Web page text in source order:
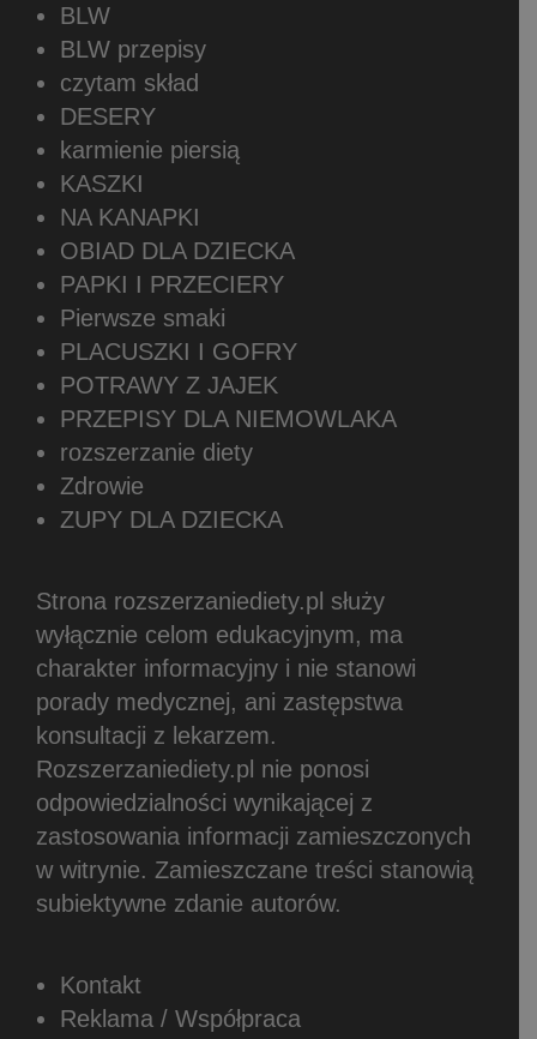
BLW
BLW przepisy
czytam skład
DESERY
karmienie piersią
KASZKI
NA KANAPKI
OBIAD DLA DZIECKA
PAPKI I PRZECIERY
Pierwsze smaki
PLACUSZKI I GOFRY
POTRAWY Z JAJEK
PRZEPISY DLA NIEMOWLAKA
rozszerzanie diety
Zdrowie
ZUPY DLA DZIECKA
Strona rozszerzaniediety.pl służy
wyłącznie celom edukacyjnym, ma
charakter informacyjny i nie stanowi
porady medycznej, ani zastępstwa
konsultacji z lekarzem.
Rozszerzaniediety.pl nie ponosi
odpowiedzialności wynikającej z
zastosowania informacji zamieszczonych
w witrynie. Zamieszczane treści stanowią
subiektywne zdanie autorów.
Kontakt
Reklama / Współpraca